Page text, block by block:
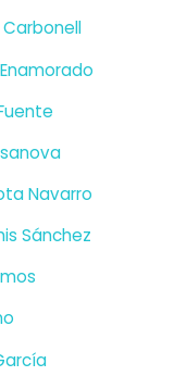
Navarro
Sánchez